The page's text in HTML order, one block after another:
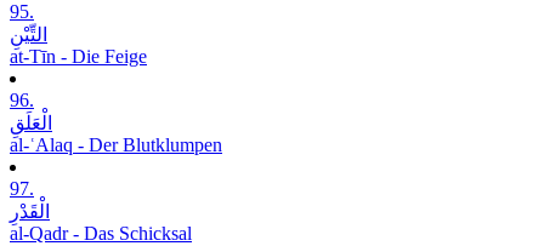
95.
التِّیْنِ
at-Tīn - Die Feige
96.
الْعَلَقِ
al-ʿAlaq - Der Blutklumpen
97.
الْقَدْرِ
al-Qadr - Das Schicksal